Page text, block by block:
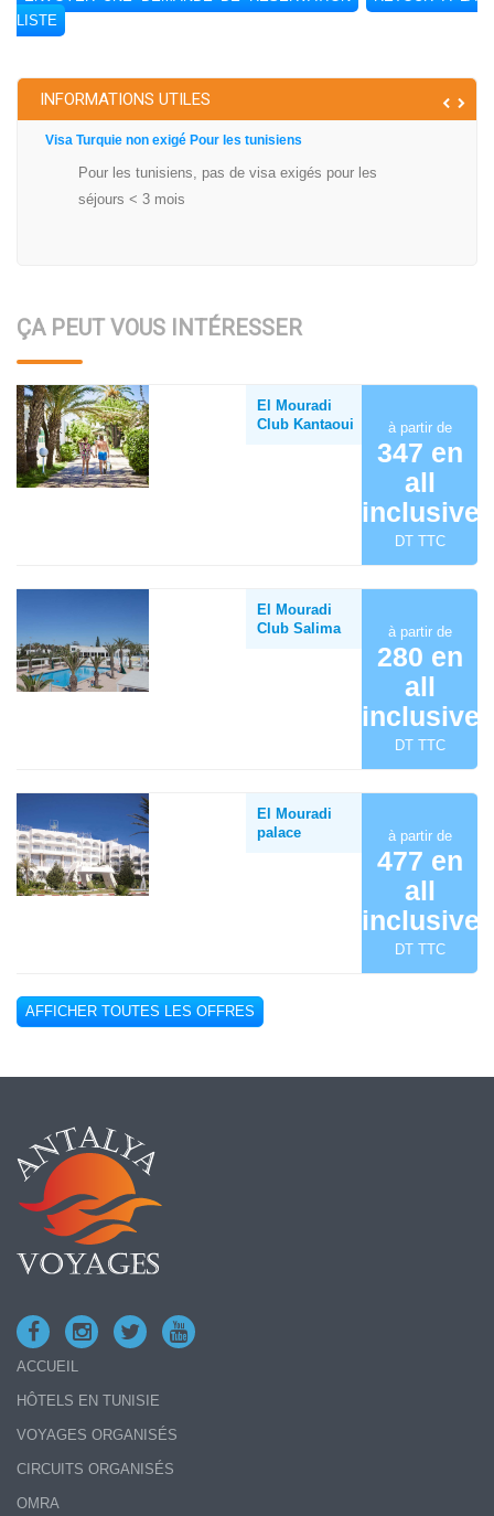
LISTE
INFORMATIONS UTILES
Visa Turquie non exigé Pour les tunisiens
Pour les tunisiens, pas de visa exigés pour les
séjours < 3 mois
ÇA PEUT VOUS INTÉRESSER
El Mouradi
Club Kantaoui
à partir de
347 en
all
inclusive
DT TTC
El Mouradi
Club Salima
à partir de
280 en
all
inclusive
DT TTC
El Mouradi
palace
à partir de
477 en
all
inclusive
DT TTC
AFFICHER TOUTES LES OFFRES
ACCUEIL
HÔTELS EN TUNISIE
VOYAGES ORGANISÉS
CIRCUITS ORGANISÉS
OMRA